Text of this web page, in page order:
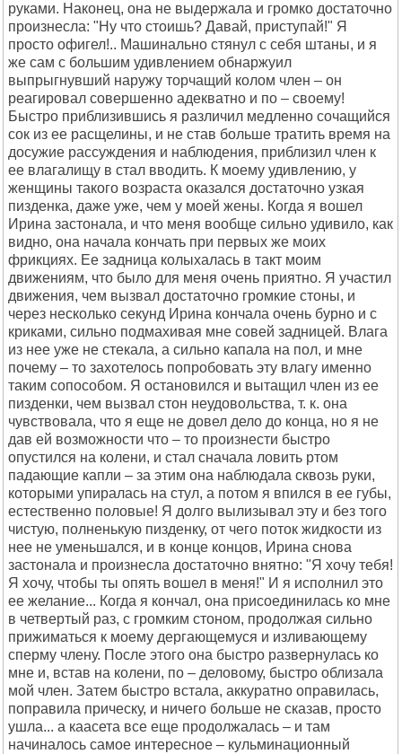
руками. Наконец, она не выдержала и громко достаточно
произнесла: "Ну что стоишь? Давай, приступай!" Я
просто офигел!.. Машинально стянул с себя штаны, и я
же сам с большим удивлением обнаржуил
выпрыгнувший наружу торчащий колом член – он
реагировал совершенно адекватно и по – своему!
Быстро приблизившись я различил медленно сочащийся
сок из ее расщелины, и не став больше тратить время на
досужие рассуждения и наблюдения, приблизил член к
ее влагалищу в стал вводить. К моему удивлению, у
женщины такого возраста оказался достаточно узкая
пизденка, даже уже, чем у моей жены. Когда я вошел
Ирина застонала, и что меня вообще сильно удивило, как
видно, она начала кончать при первых же моих
фрикциях. Ее задница колыхалась в такт моим
движениям, что было для меня очень приятно. Я участил
движения, чем вызвал достаточно громкие стоны, и
через несколько секунд Ирина кончала очень бурно и с
криками, сильно подмахивая мне совей задницей. Влага
из нее уже не стекала, а сильно капала на пол, и мне
почему – то захотелось попробовать эту влагу именно
таким сопособом. Я остановился и вытащил член из ее
пизденки, чем вызвал стон неудовольства, т. к. она
чувствовала, что я еще не довел дело до конца, но я не
дав ей возможности что – то произнести быстро
опустился на колени, и стал сначала ловить ртом
падающие капли – за этим она наблюдала сквозь руки,
которыми упиралась на стул, а потом я впился в ее губы,
естественно половые! Я долго вылизывал эту и без того
чистую, полненькую пизденку, от чего поток жидкости из
нее не уменьшался, и в конце концов, Ирина снова
застонала и произнесла достаточно внятно: "Я хочу тебя!
Я хочу, чтобы ты опять вошел в меня!" И я исполнил это
ее желание... Когда я кончал, она присоединилась ко мне
в четвертый раз, с громким стоном, продолжая сильно
прижиматься к моему дергающемуся и изливающему
сперму члену. После этого она быстро развернулась ко
мне и, встав на колени, по – деловому, быстро облизала
мой член. Затем быстро встала, аккуратно оправилась,
поправила прическу, и ничего больше не сказав, просто
ушла... а каасета все еще продолжалась – и там
начиналось самое интересное – кульминационный